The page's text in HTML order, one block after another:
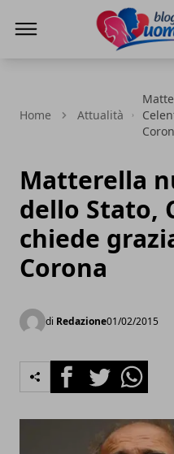
Home Attualità
Matterella
dello Stato,
chiede
Corona
di Redazione01/02/2015
FacebookTwitterWhatsapp